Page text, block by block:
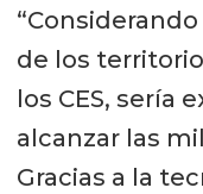
de los
los CES, sería
alcanzar las
Gracias a la